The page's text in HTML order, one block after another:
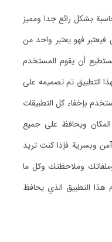
بشكل رائع جدا ومميز
فهو يعتبر واحد من
أن يقوم المستخدم
التطبيق تم تصميمه على
بإخفاء كل التطبيقات
المكان ويحافظ على جميع
وبسرية فإذا كنت تريد
وملاحظتك وكل ما
التطبيق الذي يحافظ